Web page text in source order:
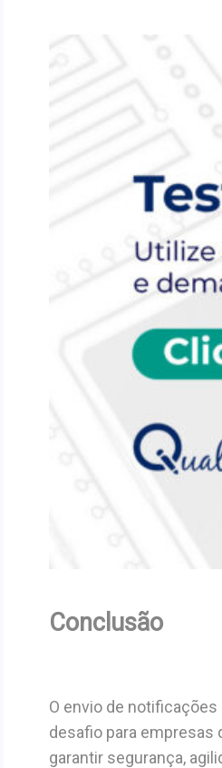
Conclusão
O envio de
desafio para empresas
garantir segurança,